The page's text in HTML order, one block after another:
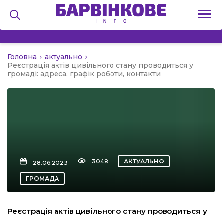
Головна
актуально
Реєстрація актів цивільного стану проводиться у
громаді: адреса, графік роботи, контакти
28.06.2023 3048 АКТУАЛЬНО
ГРОМАДА
Реєстрація актів цивільного стану проводиться у